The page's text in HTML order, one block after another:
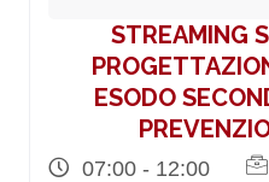
STREAMING
ESODO
07:00 - 12:00